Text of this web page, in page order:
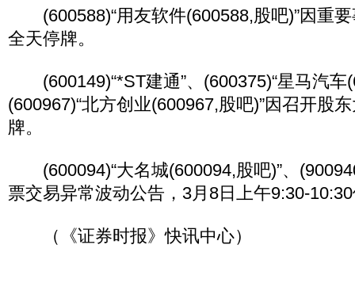
(600588)“用友软件(600588,股吧)”因重要
全天停牌。
(600149)“*ST建通”、(600375)“星马汽车
(600967)“北方创业(600967,股吧)”因召开股
牌。
(600094)“大名城(600094,股吧)”、
票交易异常波动公告，3月8日上午9:30-
（《证券时报》快讯中心）